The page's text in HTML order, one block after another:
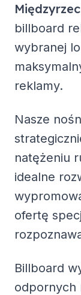
billboard
wybranej
reklamy.
Nasze
natężeniu
idealne
ofertę
Billboard
odpornych